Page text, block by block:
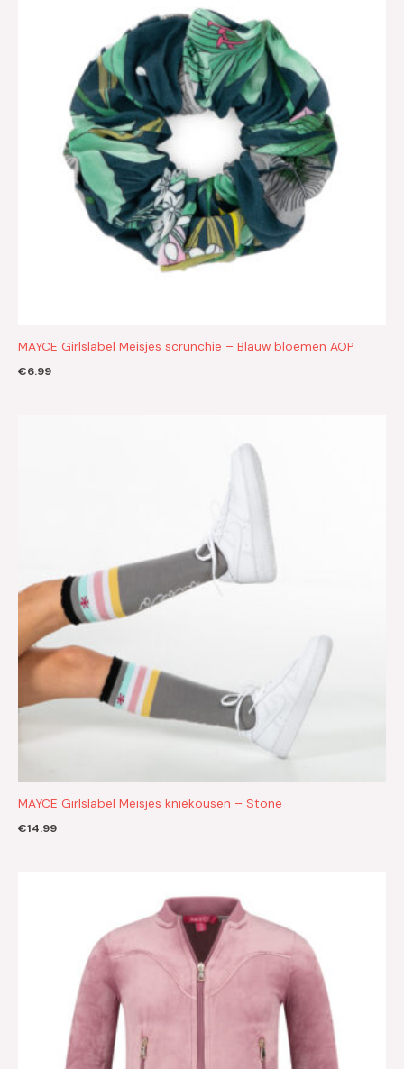
MAYCE Girlslabel Meisjes scrunchie – Blauw bloemen AOP
€6.99
MAYCE Girlslabel Meisjes kniekousen – Stone
€14.99